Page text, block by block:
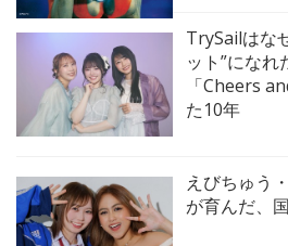
TrySailはな
ット”にな
「Cheers
た10年
えびちゅう
が育んだ、